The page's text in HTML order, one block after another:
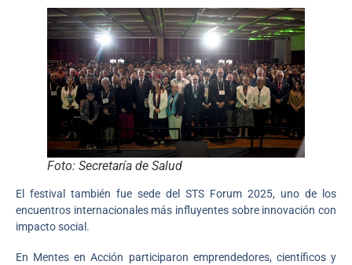
Foto: Secretaría de Salud
El festival también fue sede del STS Forum 2025, uno de los
encuentros internacionales más influyentes sobre innovación con
impacto social.
En Mentes en Acción participaron emprendedores, científicos y